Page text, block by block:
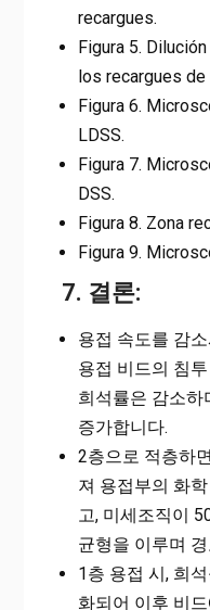
recargues.
Figura 5.
los recargues de
Figura 6.
LDSS.
Figura 7.
DSS.
Figura 8. Zona
Figura 9.
7. 결론:
용접 속도를 감
용접 비드의 침
희석률은 감소하
증가합니다.
2층으로 적층하
져 용접부의 화
고, 미세조직이
균형을 이루며
1층 용접 시, 희
화되어 이후 비